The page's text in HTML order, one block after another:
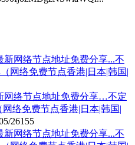
网络节点地址免费分享…不定
络免费节点香港|日本|韩国|
26155